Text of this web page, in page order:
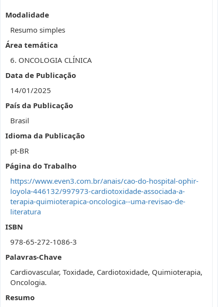
Modalidade
Resumo simples
Área temática
6. ONCOLOGIA CLÍNICA
Data de Publicação
14/01/2025
País da Publicação
Brasil
Idioma da Publicação
pt-BR
Página do Trabalho
https://www.even3.com.br/anais/cao-do-hospital-ophir-
loyola-446132/997973-cardiotoxidade-associada-a-
terapia-quimioterapica-oncologica--uma-revisao-de-
literatura
ISBN
978-65-272-1086-3
Palavras-Chave
Cardiovascular, Toxidade, Cardiotoxidade, Quimioterapia,
Oncologia.
Resumo